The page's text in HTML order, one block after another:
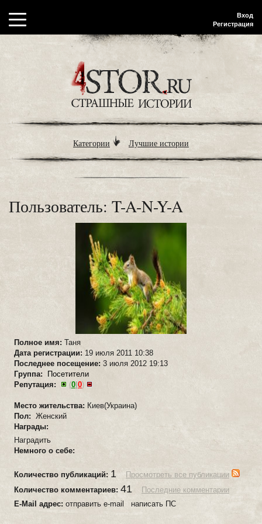
Вход
Регистрация
Категории Лучшие истории
Пользователь: T-A-N-Y-A
Полное имя: Таня
Дата регистрации: 19 июля 2011 10:38
Последнее посещение: 3 июля 2012 19:13
Группа:
Посетители
Репутация:
(0 0)
Место жительства: Киев(Украина)
Пол: Женский
Награды:
Наградить
Немного о себе:
Количество публикаций: 1
Просмотреть все публикации
Количество комментариев: 41
Последние комментарии
E-Mail адрес: отправить e-mail написать ПС